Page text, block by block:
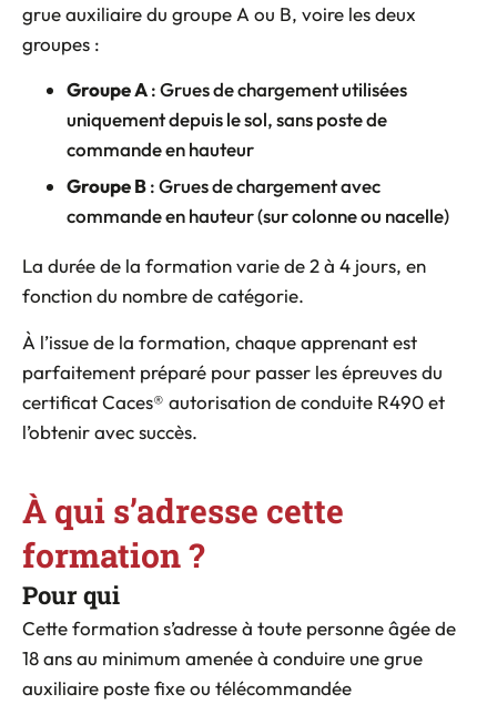
grue auxiliaire du groupe A ou B, voire les deux
groupes :
Groupe A: Grues de chargement utilisées
uniquement depuis le sol, sans poste de
commande en hauteur
Groupe B: Grues de chargement avec
commande en hauteur (sur colonne ou nacelle)
La durée de la formation varie de 2 à 4 jours, en
fonction du nombre de catégorie.
À l’issue de la formation, chaque apprenant est
parfaitement préparé pour passer les épreuves du
certificat Caces® autorisation de conduite R490 et
l’obtenir avec succès.
À qui s’adresse cette
formation ?
Pour qui
Cette formation s’adresse à toute personne âgée de
18 ans au minimum amenée à conduire une grue
auxiliaire poste fixe ou télécommandée